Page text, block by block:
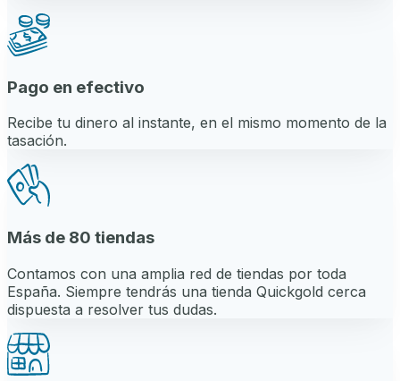
Pago en efectivo
Recibe tu dinero al instante, en el mismo momento de la
tasación.
Más de 80 tiendas
Contamos con una amplia red de tiendas por toda
España. Siempre tendrás una tienda Quickgold cerca
dispuesta a resolver tus dudas.